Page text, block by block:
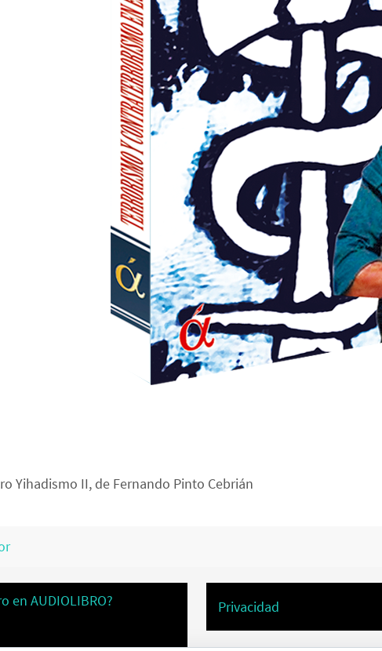
Yihadismo II, de Fernando Pinto Cebrián
en AUDIOLIBRO?
Privacidad